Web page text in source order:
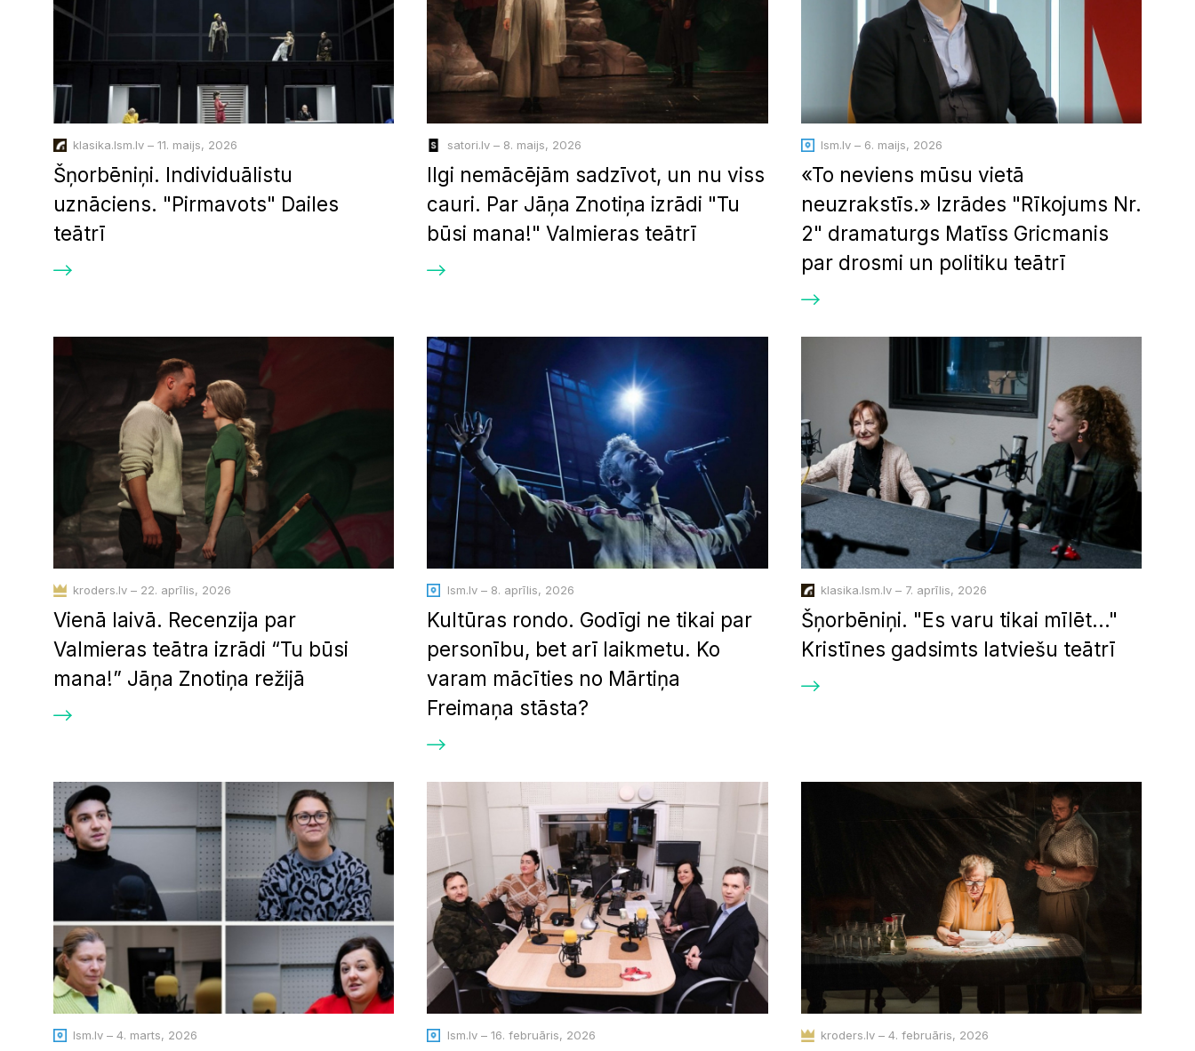
klasika.lsm.lv – 11. maijs, 2026
Šņorbēniņi. Individuālistu
uznāciens. "Pirmavots" Dailes
teātrī
satori.lv – 8. maijs, 2026
Ilgi nemācējām sadzīvot, un nu viss
cauri. Par Jāņa Znotiņa izrādi "Tu
būsi mana!" Valmieras teātrī
lsm.lv – 6. maijs, 2026
«To neviens mūsu vietā
neuzrakstīs.» Izrādes "Rīkojums Nr.
2" dramaturgs Matīss Gricmanis
par drosmi un politiku teātrī
kroders.lv – 22. aprīlis, 2026
Vienā laivā. Recenzija par
Valmieras teātra izrādi “Tu būsi
mana!” Jāņa Znotiņa režijā
lsm.lv – 8. aprīlis, 2026
Kultūras rondo. Godīgi ne tikai par
personību, bet arī laikmetu. Ko
varam mācīties no Mārtiņa
Freimaņa stāsta?
klasika.lsm.lv – 7. aprīlis, 2026
Šņorbēniņi. "Es varu tikai mīlēt..."
Kristīnes gadsimts latviešu teātrī
lsm.lv – 4. marts, 2026 lsm.lv – 16. februāris, 2026 kroders.lv – 4. februāris, 2026